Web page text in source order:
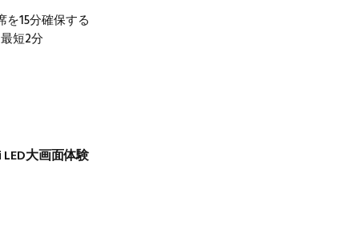
15分確保する
短2分
大画面体験